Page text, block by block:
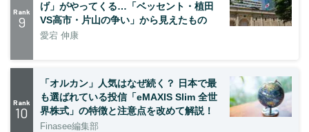
Rank
9
げ」がやってくる…「ベッセント・植田
VS高市・片山の争い」から見えたもの
愛宕 伸康
Rank
10
「オルカン」人気はなぜ続く？ 日本で最
も選ばれている投信「eMAXIS Slim 全世
界株式」の特徴と注意点を改めて解説！
Finasee編集部